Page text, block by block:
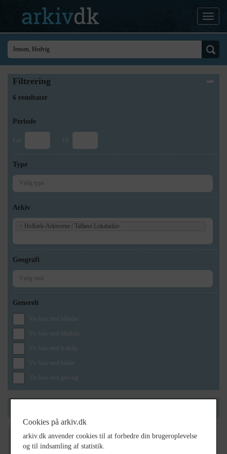
Filtrering
6 resultater
Periode
Fra Til
Type
Arkiv
× Holbæk-Arkiverne / Tølløse Lokalarkiv
Geografi
Generelt
Vis kun med billeder
Vis kun med filmklip
Vis kun med lydklip
Vis kun med kilder
Vis kun med geo-tag
1890- 1900
Hedvig Jensen, Ugerløse, gift med postkører Jens
Cookies på arkiv.dk
arkiv.dk anvender cookies til at forbedre din brugeroplevelse
og til indsamling af statistik.